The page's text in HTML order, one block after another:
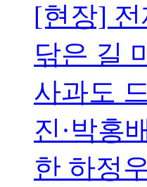
[현장]
닦은 길
사과도
진·박홍
한 하정